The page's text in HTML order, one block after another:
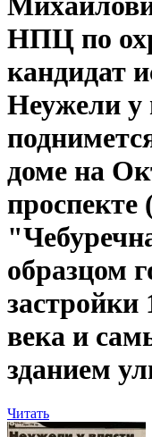
НПЦ по
кандидат
Неужели у
доме на
образцом
века и
зданием
Читать